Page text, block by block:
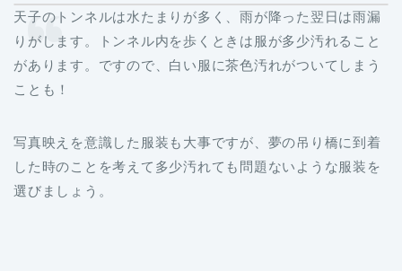
天子のトンネルは水たまりが多く、雨が降った翌日は雨漏
りがします。トンネル内を歩くときは服が多少汚れること
があります。ですので、白い服に茶色汚れがついてしまう
ことも！
写真映えを意識した服装も大事ですが、夢の吊り橋に到着
した時のことを考えて多少汚れても問題ないような服装を
選びましょう。